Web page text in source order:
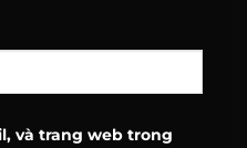
và trang web trong